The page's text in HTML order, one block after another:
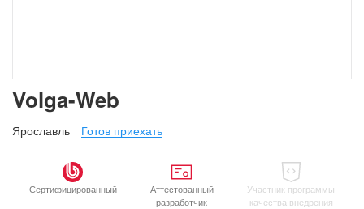
Volga-Web
Ярославль Готов приехать
Сертифицированный
Аттестованный
разработчик
Участник программы
качества внедрения